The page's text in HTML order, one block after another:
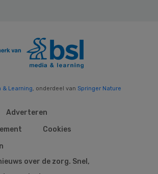
& Learning, onderdeel van Springer Nature
Adverteren
Cookies
over de zorg. Snel,